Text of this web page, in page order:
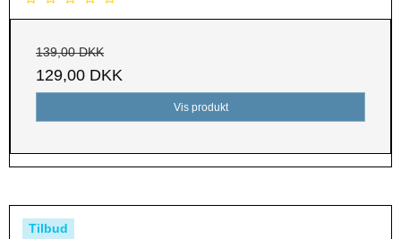
139,00 DKK
129,00 DKK
Vis produkt
Tilbud